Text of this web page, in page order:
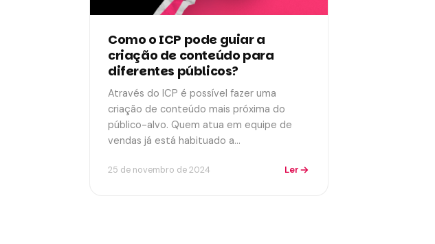
Como o ICP pode guiar a
criação de conteúdo para
diferentes públicos?
Através do ICP é possível fazer uma
criação de conteúdo mais próxima do
público-alvo. Quem atua em equipe de
vendas já está habituado a…
25 de novembro de 2024 Ler